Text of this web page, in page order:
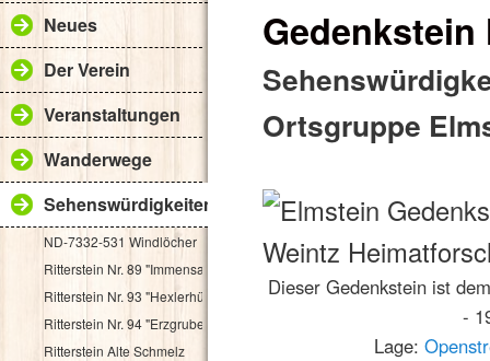
Neues
Der Verein
Veranstaltungen
Wanderwege
Sehenswürdigkeiten
ND-7332-531 Windlöcher
Ritterstein Nr. 89 "Immensack"
Ritterstein Nr. 93 "Hexlerhütte"
Ritterstein Nr. 94 "Erzgruben"
Ritterstein Alte Schmelz
Ortsgruppe
Dieser Gedenkstein ist
-
Lage: